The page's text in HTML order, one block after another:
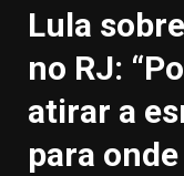
Lula
no RJ:
atirar a
para